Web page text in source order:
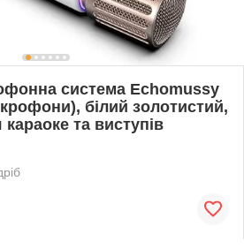
система Echomussy
білий золотистий,
та виступів